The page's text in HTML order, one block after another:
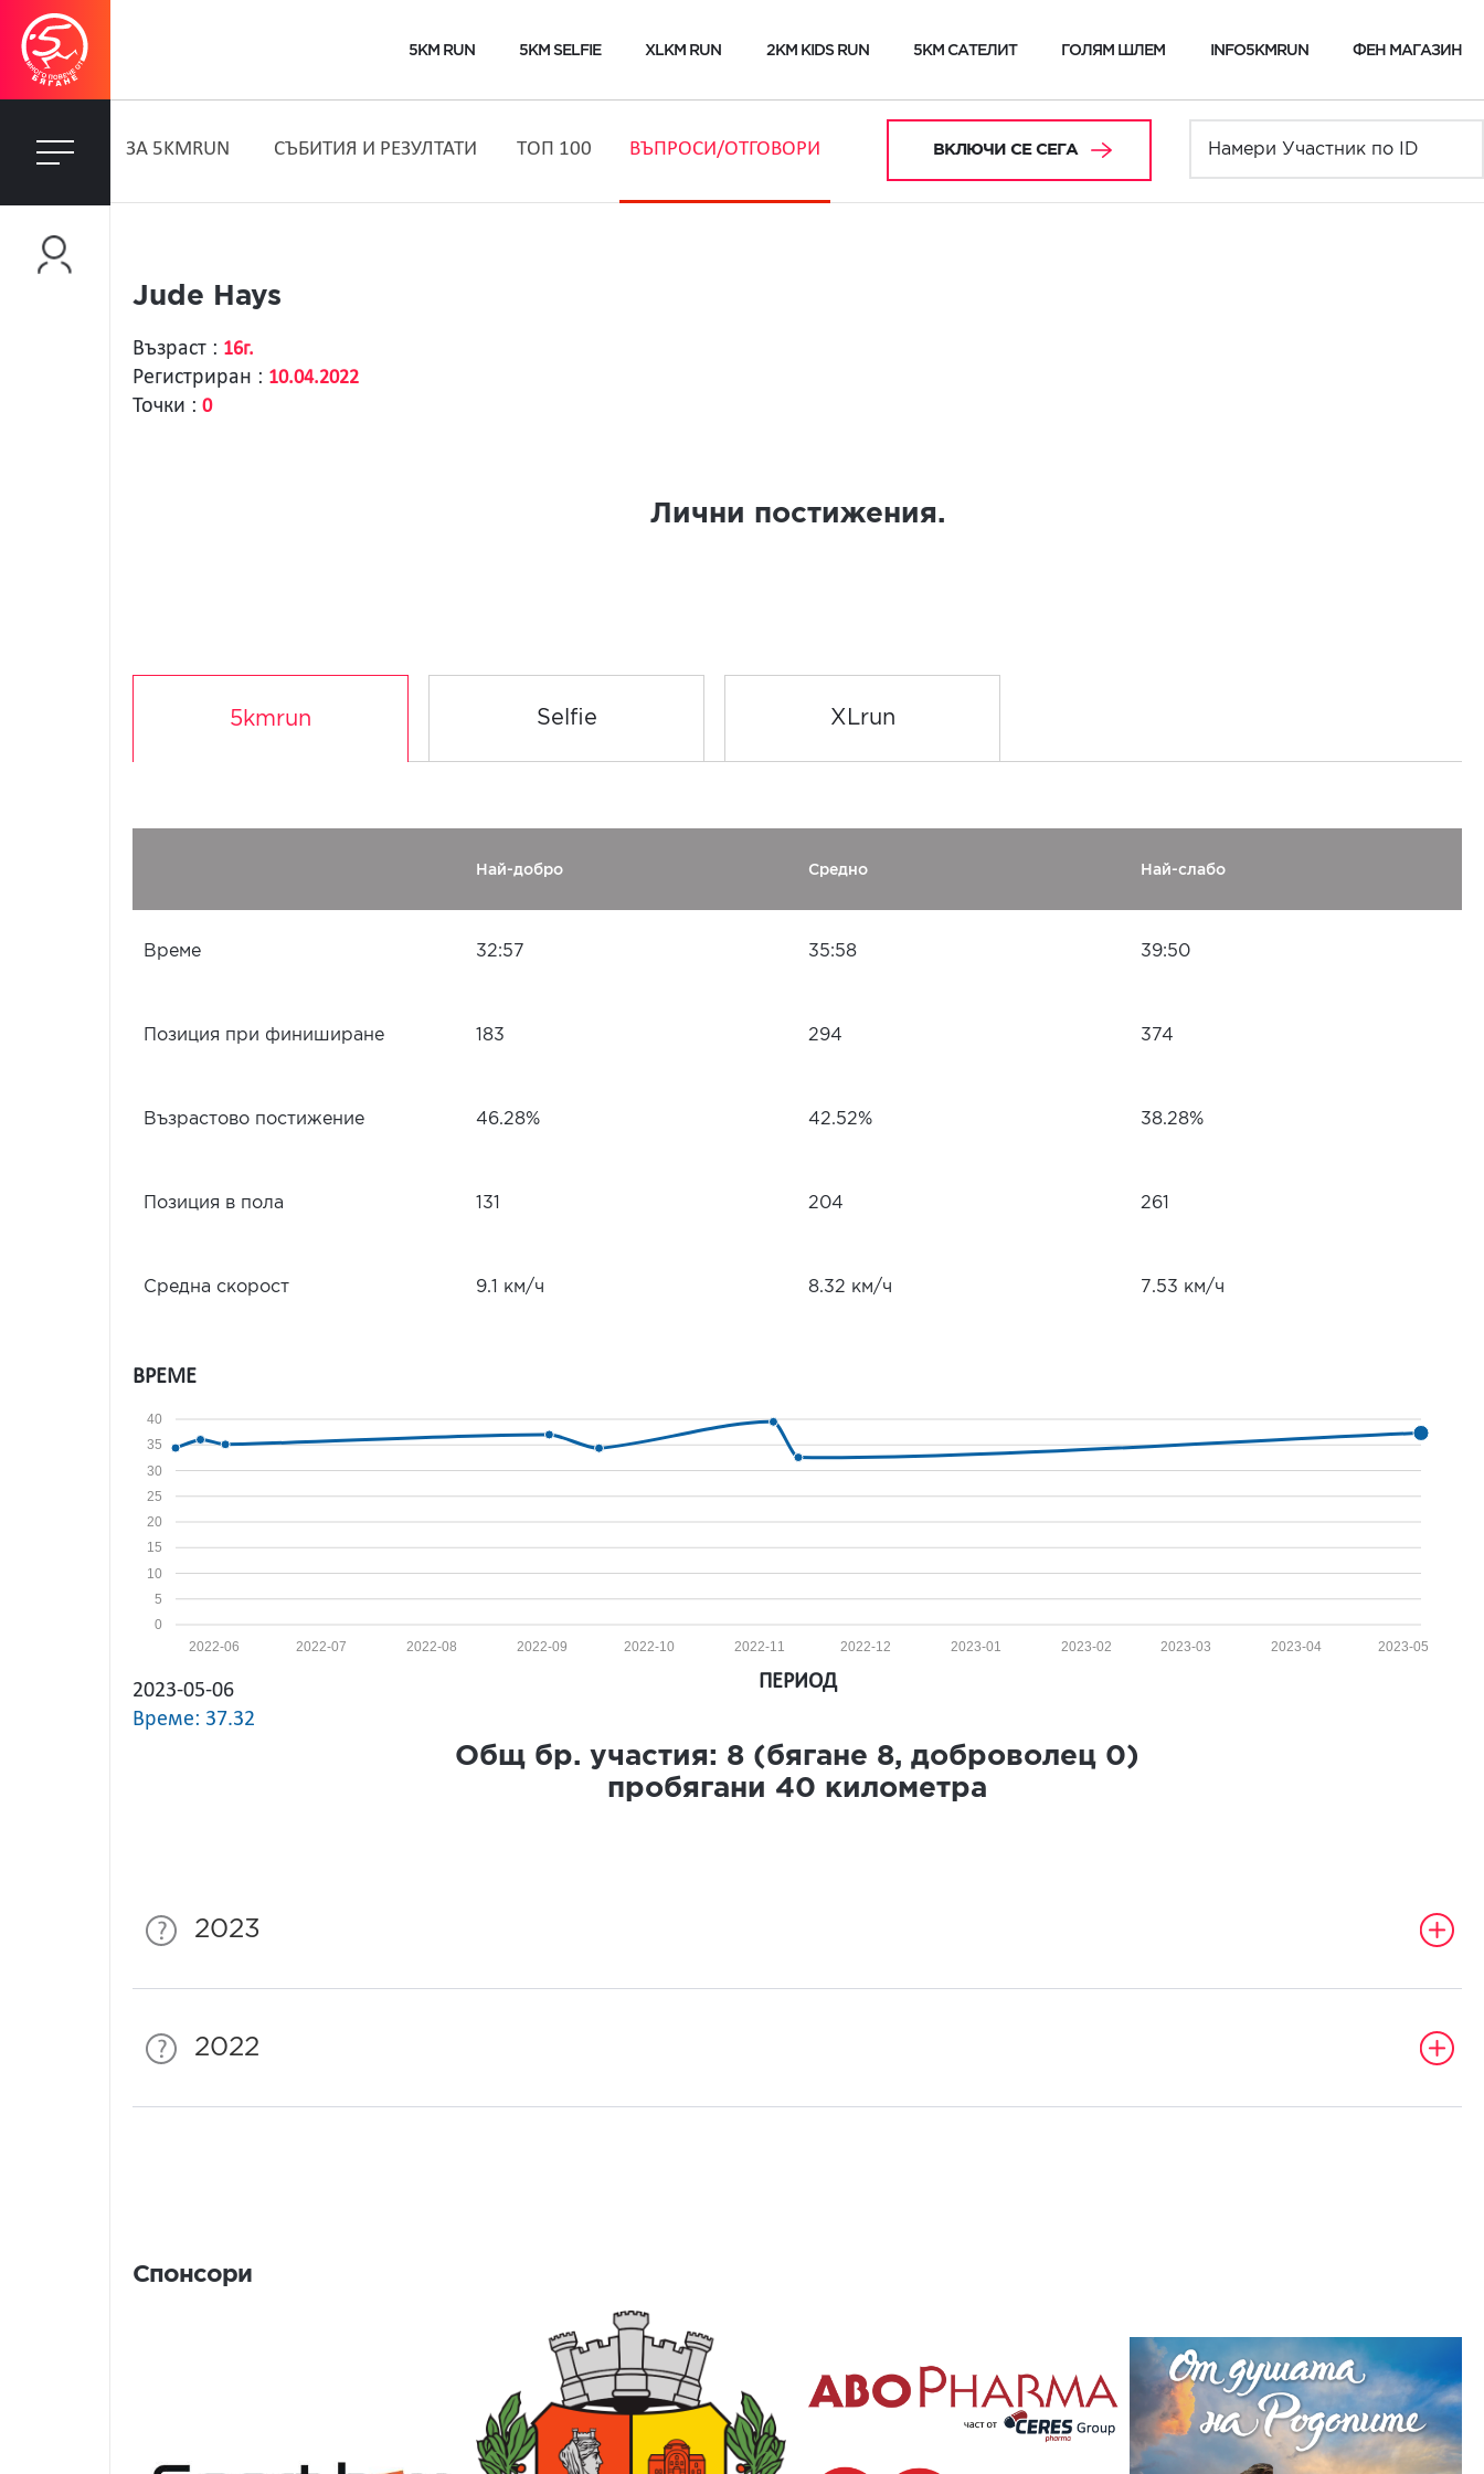
5KM RUN 5KM SELFIE XLKM RUN 2KM KIDS RUN 5KM САТЕЛИТ ГОЛЯМ ШЛЕМ INFO5KMRUN ФЕН МАГАЗИН
ЗA 5KMRUN СЪБИТИЯ И РЕЗУЛТАТИ ТОП 100 ВЪПРОСИ/ОТГОВОРИ ВКЛЮЧИ СЕ СЕГА
Jude Hays
Възраст : 16г.
Регистриран : 10.04.2022
Точки : 0
Лични постижения.
5kmrun Selfie XLrun
Най-добро Средно Най-слабо
Време 32:57 35:58 39:50
Позиция при финиширане 183 294 374
Възрастово постижение 46.28% 42.52% 38.28%
Позиция в пола 131 204 261
Средна скорост 9.1 км/ч 8.32 км/ч 7.53 км/ч
ВРЕМЕ
0
5
10
15
20
25
30
35
40
2023-05
2023-04
2023-03
2023-02
2023-01
2022-12
2022-11
2022-10
2022-09
2022-08
2022-07
2022-06
2023-05-06
Време: 37.32
ПЕРИОД
Общ бр. участия: 8 (бягане 8, доброволец 0)
пробягани 40 километра
2023
2022
Спонсори